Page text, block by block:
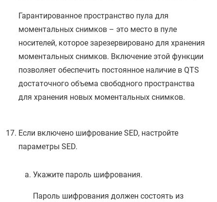
Гарантированное пространство пула для
моментальных снимков – это место в пуле
носителей, которое зарезервировано для хранения
моментальных снимков. Включение этой функции
позволяет обеспечить постоянное наличие в QTS
достаточного объема свободного пространства
для хранения новых моментальных снимков.
Если включено шифрование SED, настройте
параметры SED.
Укажите пароль шифрования.
Пароль шифрования должен состоять из